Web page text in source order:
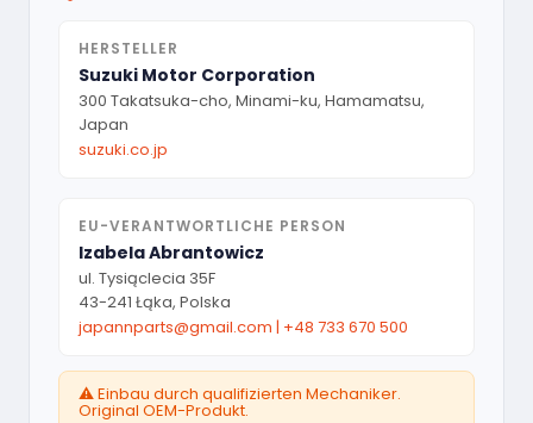
HERSTELLER
Suzuki Motor Corporation
300 Takatsuka-cho, Minami-ku, Hamamatsu,
Japan
suzuki.co.jp
EU-VERANTWORTLICHE PERSON
Izabela Abrantowicz
ul. Tysiąclecia 35F
43-241 Łąka, Polska
japannparts@gmail.com | +48 733 670 500
⚠️ Einbau durch qualifizierten Mechaniker.
Original OEM-Produkt.